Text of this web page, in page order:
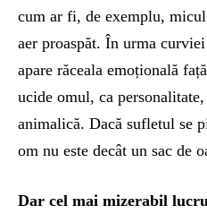
cum ar fi, de exemplu,
aer proaspăt. În urma
apare răceala emoțională
ucide omul, ca
animalică. Dacă sufletul se
om nu este decât un sac de
Dar cel mai mizerabil